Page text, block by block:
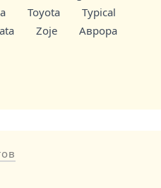
Toyota
Typical
Zoje
Аврора